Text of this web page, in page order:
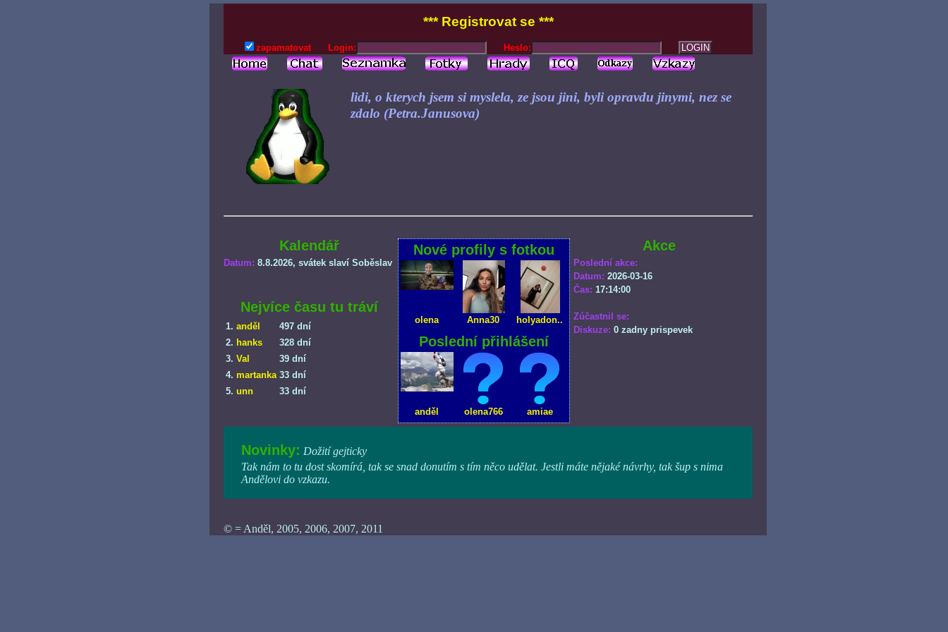
*** Registrovat se ***
zapamatovat Login: Heslo:
lidi, o kterych jsem si myslela, ze jsou jini, byli opravdu jinymi, nez se
zdalo (Petra.Janusova)
Kalendář
Datum: 8.8.2026, svátek slaví Soběslav
Nejvíce času tu tráví
1. anděl
497 dní
2. hanks
328 dní
3. Val
39 dní
4. martanka 33 dní
5. unn 33 dní
Nové profily s fotkou
olena Anna30 holyadon..
Poslední přihlášení
anděl olena766 amiae
Akce
Poslední akce:
Datum: 2026-03-16
Čas: 17:14:00
Zúčastnil se:
Diskuze: 0 zadny prispevek
Novinky: Dožití gejticky
Tak nám to tu dost skomírá, tak se snad donutím s tím něco udělat. Jestli máte nějaké návrhy, tak šup s nima
Andělovi do vzkazu.
© = Anděl, 2005, 2006, 2007, 2011